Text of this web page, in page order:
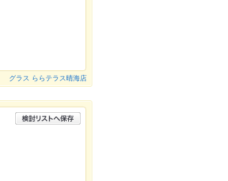
グラス ららテラス晴海店